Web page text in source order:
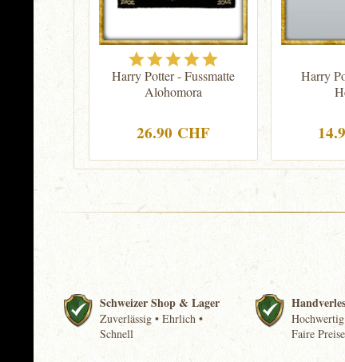
Harry Potter - Fussmatte
Alohomora
26.90 CHF
Harry
Schweizer Shop & Lager
Zuverlässig • Ehrlich •
Schnell
Faire Preise